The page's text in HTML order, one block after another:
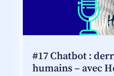
#17 Chatbot :
humains – avec